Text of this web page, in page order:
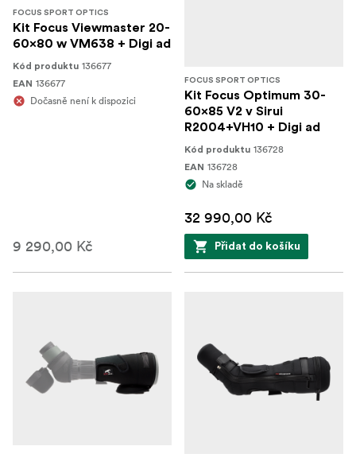
FOCUS SPORT OPTICS
Kit Focus Viewmaster 20-
60x80 w VM638 + Digi ad
Kód produktu 136677
EAN 136677
Dočasně není k dispozici
9 290,00 Kč
FOCUS SPORT OPTICS
Kit Focus Optimum 30-
60x85 V2 v Sirui
R2004+VH10 + Digi ad
Kód produktu 136728
EAN 136728
Na skladě
32 990,00 Kč
Přidat do košíku